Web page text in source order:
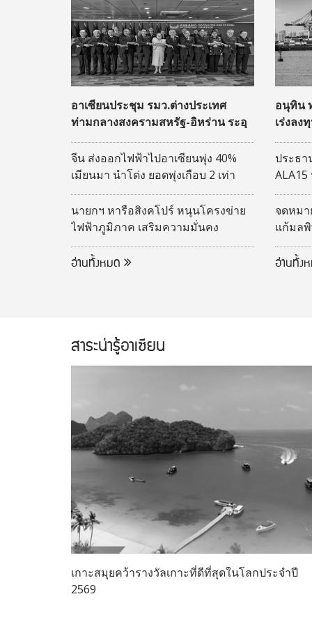
อาเซียนประชุม รมว.ต่างประเทศ
ท่ามกลางสงครามสหรัฐ-อิหร่าน ระอุ
จีน ส่งออกไฟฟ้าไปอาเซียนพุ่ง 40%
เมียนมา นำโด่ง ยอดพุ่งเกือบ 2 เท่า
นายกฯ หารือสิงคโปร์ หนุนโครงข่าย
ไฟฟ้าภูมิภาค เสริมความมั่นคง
พลังงาน
อ่านทั้งหมด
อนุทิน
เร่งล
สู่ฮับโล
ประธา
เศรษฐ
จดหมา
แก้มล
11 มา
อ่านทั้ง
สาระน่ารู้อาเซียน
เกาะสมุยคว้ารางวัลเกาะที่ดีที่สุดในโลกประจำปี
2569